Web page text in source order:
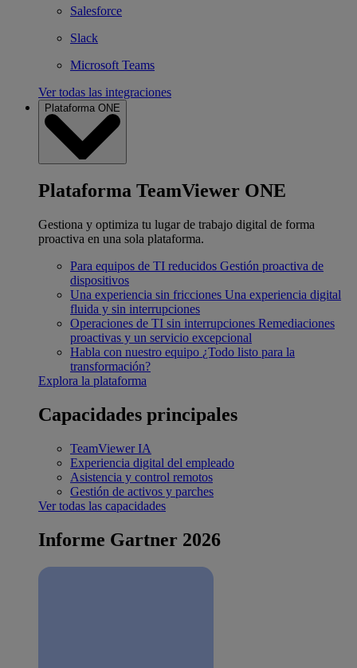
Salesforce
Slack
Microsoft Teams
Ver todas las integraciones
Plataforma ONE
Plataforma TeamViewer ONE
Gestiona y optimiza tu lugar de trabajo digital de forma
proactiva en una sola plataforma.
Para equipos de TI reducidos Gestión proactiva de
dispositivos
Una experiencia sin fricciones Una experiencia digital
fluida y sin interrupciones
Operaciones de TI sin interrupciones Remediaciones
proactivas y un servicio excepcional
Habla con nuestro equipo ¿Todo listo para la
transformación?
Explora la plataforma
Capacidades principales
TeamViewer IA
Experiencia digital del empleado
Asistencia y control remotos
Gestión de activos y parches
Ver todas las capacidades
Informe Gartner 2026